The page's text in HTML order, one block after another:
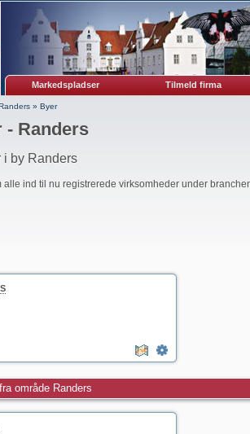
Markedspladser Tilmeld firma
» Byer
- Randers
i by Randers
alle ind til nu registrerede virksomheder under
område Randers